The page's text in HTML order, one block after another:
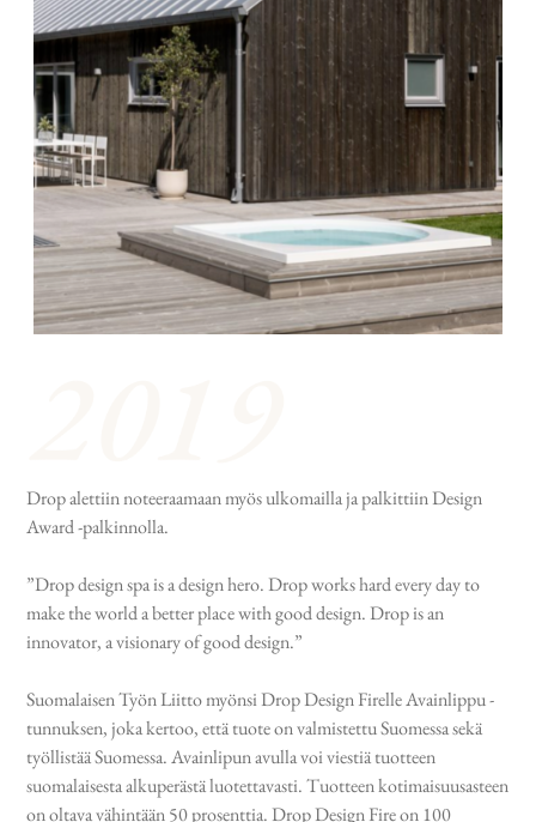
Drop alettiin noteeraamaan myös ulkomailla ja palkittiin Design
Award -palkinnolla.
”Drop design spa is a design hero. Drop works hard every day to
make the world a better place with good design. Drop is an
innovator, a visionary of good design.”
Suomalaisen Työn Liitto myönsi Drop Design Firelle Avainlippu -
tunnuksen, joka kertoo, että tuote on valmistettu Suomessa sekä
työllistää Suomessa. Avainlipun avulla voi viestiä tuotteen
suomalaisesta alkuperästä luotettavasti. Tuotteen kotimaisuusasteen
on oltava vähintään 50 prosenttia. Drop Design Fire on 100